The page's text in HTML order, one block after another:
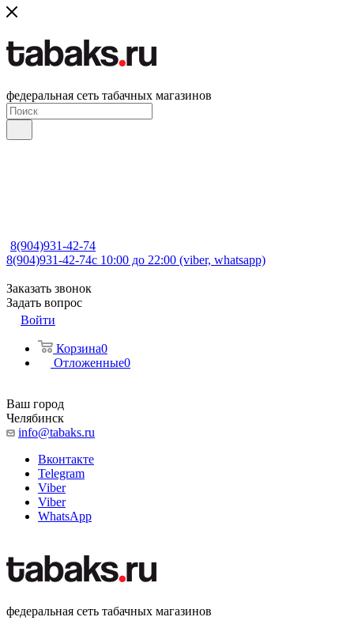
федеральная сеть табачных магазинов
8(904)931-42-74
8(904)931-42-74с 10:00 до 22:00 (viber, whatsapp)
Заказать звонок
Задать вопрос
Войти
Корзина0
Отложенные0
Ваш город
Челябинск
info@tabaks.ru
Вконтакте
Telegram
Viber
Viber
WhatsApp
федеральная сеть табачных магазинов